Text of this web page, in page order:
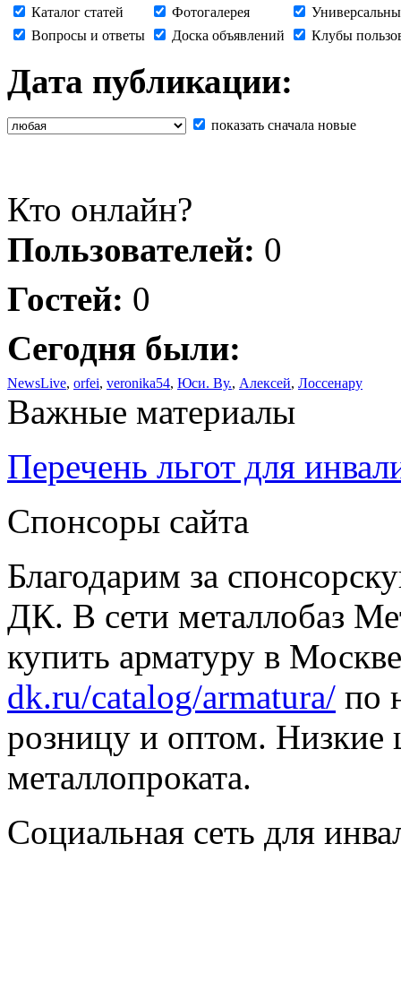
Каталог статей Фотогалерея
Вопросы и ответы
Доска объявлений Клубы
Дата публикации:
показать сначала новые
Кто онлайн?
Пользователей: 0
Гостей: 0
Сегодня были:
NewsLive, orfei, veronika54, Юси. Ву., Алексей, Лоссенару
Важные материалы
Перечень льгот для
Спонсоры сайта
Благодарим за
ДК. В сети металлобаз
купить арматуру в
dk.ru/catalog/armatura/ по
розницу и оптом. Низкие
металлопроката.
Социальная сеть для